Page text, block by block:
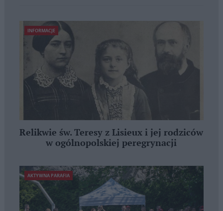
INFORMACJE
Relikwie św. Teresy z Lisieux i jej rodziców
w ogólnopolskiej peregrynacji
AKTYWNA PARAFIA